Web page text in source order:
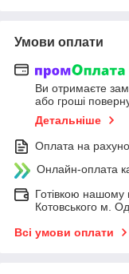
Умови оплати
Ви отримаєте
або гроші
Детальніше
Оплата на
Онлайн-оплата
Готівкою нашому
Котовського м.
Всі умови оплати